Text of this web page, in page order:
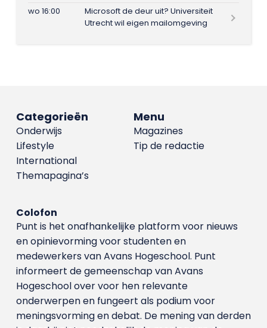
wo 16:00
Microsoft de deur uit? Universiteit
Utrecht wil eigen mailomgeving
Menu
Magazines
Tip de redactie
Categorieën
Onderwijs
Lifestyle
International
Themapagina’s
Colofon
Punt is het onafhankelijke platform voor nieuws
en opinievorming voor studenten en
medewerkers van Avans Hoge­school. Punt
informeert de gemeenschap van Avans
Hogeschool over voor hen relevante
onderwerpen en fungeert als podium voor
meningsvorming en debat. De mening van derden